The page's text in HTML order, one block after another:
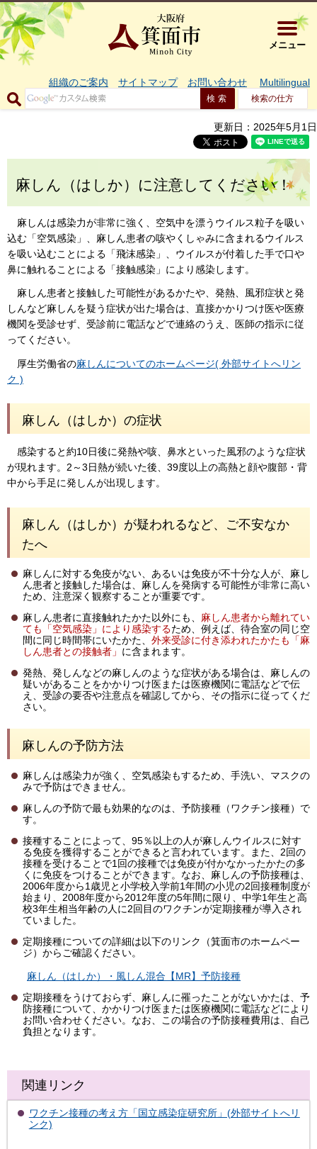
大阪府箕
メニュー
組織のご案内 サイトマップ お問い合わせ Multilingual
検索の仕方
更新日：2025年5月1日
麻しん（はしか）に注意してください！
麻しんは感染力が非常に強く、空気中を漂うウイルス粒子を吸い
込む「空気感染」、麻しん患者の咳やくしゃみに含まれるウイルス
を吸い込むことによる「飛沫感染」、ウイルスが付着した手で口や
鼻に触れることによる「接触感染」により感染します。
麻しん患者と接触した可能性があるかたや、発熱、風邪症状と発
しんなど麻しんを疑う症状が出た場合は、直接かかりつけ医や医療
機関を受診せず、受診前に電話などで連絡のうえ、医師の指示に従
ってください。
厚生労働省の麻しんについてのホームページ( 外部サイトへリン
ク )
麻しん（はしか）の症状
感染すると約10日後に発熱や咳、鼻水といった風邪のような症状
が現れます。2～3日熱が続いた後、39度以上の高熱と顔や腹部・背
中から手足に発しんが出現します。
麻しん（はしか）が疑われるなど、ご不安なか
たへ
麻しんに対する免疫がない、あるいは免疫が不十分な人が、麻し
ん患者と接触した場合は、麻しんを発病する可能性が非常に高い
ため、注意深く観察することが重要です。
麻しん患者に直接触れたかた以外にも、 麻しん患者から離れてい
ても「空気感染」により感染するため、例えば、待合室の同じ空
間に同じ時間帯にいたかた、 外来受診に付き添われたかたも「麻
しん患者との接触者」 に含まれます。
発熱、発しんなどの麻しんのような症状がある場合は、麻しんの
疑いがあることをかかりつけ医または医療機関に電話などで伝
え、受診の要否や注意点を確認してから、その指示に従ってくだ
さい。
麻しんの予防方法
麻しんは感染力が強く、空気感染もするため、手洗い、マスクの
みで予防はできません。
麻しんの予防で最も効果的なのは、予防接種（ワクチン接種）で
す。
接種することによって、95％以上の人が麻しんウイルスに対す
る免疫を獲得することができると言われています。また、2回の
接種を受けることで1回の接種では免疫が付かなかったかたの多
くに免疫をつけることができます。なお、麻しんの予防接種は、
2006年度から1歳児と小学校入学前1年間の小児の2回接種制度が
始まり、2008年度から2012年度の5年間に限り、中学1年生と高
校3年生相当年齢の人に2回目のワクチンが定期接種が導入され
ていました。
定期接種についての詳細は以下のリンク（箕面市のホームペー
ジ）からご確認ください。
麻しん（はしか）・風しん混合【MR】予防接種
定期接種をうけておらず、麻しんに罹ったことがないかたは、予
防接種について、かかりつけ医または医療機関に電話などにより
お問い合わせください。なお、この場合の予防接種費用は、自己
負担となります。
関連リンク
ワクチン接種の考え方「国立感染症研究所」(外部サイトへリ
ンク)